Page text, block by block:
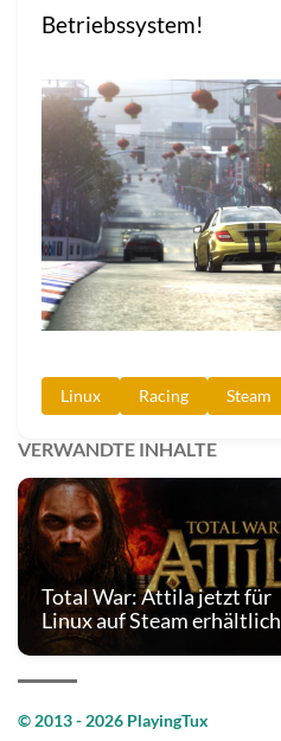
Betriebssystem!
Linux Racing Steam
VERWANDTE INHALTE
Total War: Attila jetzt für
Linux auf Steam erhältlich
© 2013 - 2026 PlayingTux